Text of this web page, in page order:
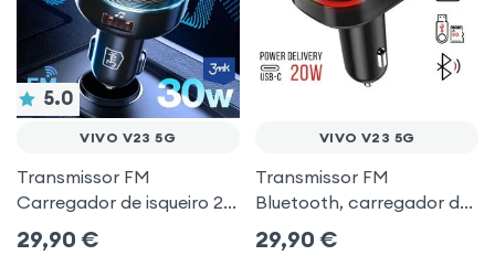
5.0
VIVO V23 5G
Transmissor FM
Carregador de isqueiro 2x
USB MicroSD 3mk Preto
para Vivo V23 5G
29,90 €
VIVO V23 5G
Transmissor FM
Bluetooth, carregador de
automóvel USB / USB-C,
C4 - Preto para Vivo V23
29,90 €